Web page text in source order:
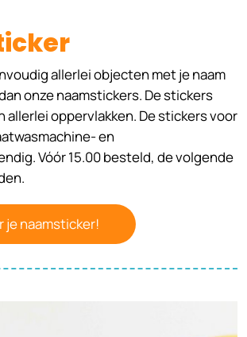
allerlei objecten met je naam
onze naamstickers. De stickers
allerlei oppervlakken. De stickers voor
en
Vóór 15.00 besteld, de volgende
je naamsticker!